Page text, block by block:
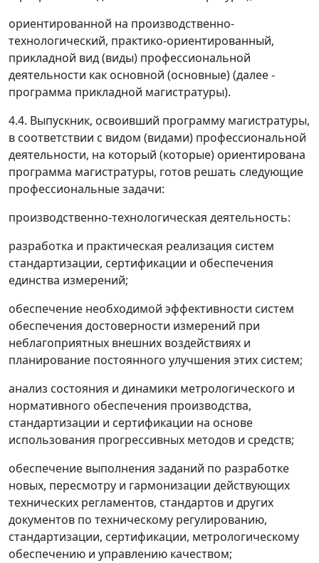
ориентированной на производственно-
технологический, практико-ориентированный,
прикладной вид (виды) профессиональной
деятельности как основной (основные) (далее -
программа прикладной магистратуры).
4.4. Выпускник, освоивший программу магистратуры,
в соответствии с видом (видами) профессиональной
деятельности, на который (которые) ориентирована
программа магистратуры, готов решать следующие
профессиональные задачи:
производственно-технологическая деятельность:
разработка и практическая реализация систем
стандартизации, сертификации и обеспечения
единства измерений;
обеспечение необходимой эффективности систем
обеспечения достоверности измерений при
неблагоприятных внешних воздействиях и
планирование постоянного улучшения этих систем;
анализ состояния и динамики метрологического и
нормативного обеспечения производства,
стандартизации и сертификации на основе
использования прогрессивных методов и средств;
обеспечение выполнения заданий по разработке
новых, пересмотру и гармонизации действующих
технических регламентов, стандартов и других
документов по техническому регулированию,
стандартизации, сертификации, метрологическому
обеспечению и управлению качеством;